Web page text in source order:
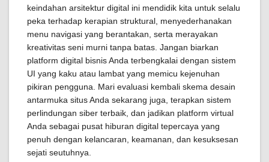
keindahan arsitektur digital ini mendidik kita untuk selalu
peka terhadap kerapian struktural, menyederhanakan
menu navigasi yang berantakan, serta merayakan
kreativitas seni murni tanpa batas. Jangan biarkan
platform digital bisnis Anda terbengkalai dengan sistem
UI yang kaku atau lambat yang memicu kejenuhan
pikiran pengguna. Mari evaluasi kembali skema desain
antarmuka situs Anda sekarang juga, terapkan sistem
perlindungan siber terbaik, dan jadikan platform virtual
Anda sebagai pusat hiburan digital tepercaya yang
penuh dengan kelancaran, keamanan, dan kesuksesan
sejati seutuhnya.